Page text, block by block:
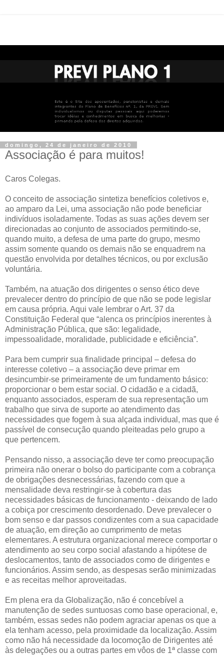
domingo, 24 de janeiro de 2010
Associação é para muitos!
Caros Colegas.
O conceito de associação sintetiza benefícios coletivos e,
ao amparo da Lei, uma associação não pode beneficiar
indivíduos isoladamente. Todas as suas ações devem ser
direcionadas ao conjunto de associados permitindo-se,
quando muito, a defesa de uma parte do grupo, mesmo
assim somente quando os demais não se enquadrem na
questão envolvida por detalhes técnicos, ou por exclusão
voluntária.
Também, na atuação dos dirigentes o senso ético deve
prevalecer dentro do princípio de que não se pode legislar
em causa própria. Aqui vale lembrar o Art. 37 da
Constituição Federal que “alenca os princípios inerentes à
Administração Pública, que são: legalidade,
impessoalidade, moralidade, publicidade e eficiência”.
Para bem cumprir sua finalidade principal – defesa do
interesse coletivo – a associação deve primar em
desincumbir-se primeiramente de um fundamento básico:
proporcionar o bem estar social. O cidadão e a cidadã,
enquanto associados, esperam de sua representação um
trabalho que sirva de suporte ao atendimento das
necessidades que fogem à sua alçada individual, mas que é
passível de consecução quando pleiteadas pelo grupo a
que pertencem.
Pensando nisso, a associação deve ter como preocupação
primeira não onerar o bolso do participante com a cobrança
de obrigações desnecessárias, fazendo com que a
mensalidade deva restringir-se à cobertura das
necessidades básicas de funcionamento - deixando de lado
a cobiça por crescimento desordenado. Deve prevalecer o
bom senso e dar passos condizentes com a sua capacidade
de atuação, em direção ao cumprimento de metas
elementares. A estrutura organizacional merece comportar o
atendimento ao seu corpo social afastando a hipótese de
deslocamentos, tanto de associados como de dirigentes e
funcionários. Assim sendo, as despesas serão minimizadas
e as receitas melhor aproveitadas.
Em plena era da Globalização, não é concebível a
manutenção de sedes suntuosas como base operacional, e,
também, essas sedes não podem agraciar apenas os que a
ela tenham acesso, pela proximidade da localização. Assim
como não há necessidade da locomoção de Dirigentes até
às delegações ou a outras partes em vôos de 1ª classe com